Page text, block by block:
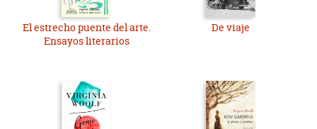
El estrecho puente del arte.
Ensayos literarios
De viaje